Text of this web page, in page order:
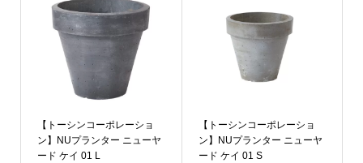
【トーシンコーポレーショ
ン】NUプランター ニューヤ
ード ケイ 01 L
【トーシンコーポレーショ
ン】NUプランター ニューヤ
ード ケイ 01 S